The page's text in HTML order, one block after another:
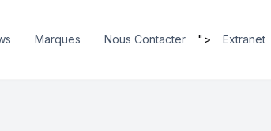
Marques Nous Contacter "> Extranet